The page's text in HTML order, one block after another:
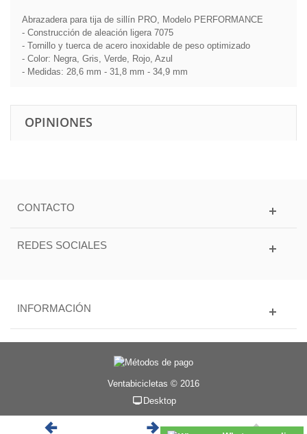
Abrazadera para tija de sillín PRO, Modelo PERFORMANCE
- Construcción de aleación ligera 7075
- Tornillo y tuerca de acero inoxidable de peso optimizado
- Color: Negra, Gris, Verde, Rojo, Azul
- Medidas: 28,6 mm - 31,8 mm - 34,9 mm
OPINIONES
CONTACTO
REDES SOCIALES
INFORMACIÓN
Ventabicicletas © 2016
Desktop